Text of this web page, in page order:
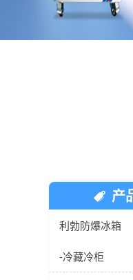
产
利勃防爆冰箱
-冷藏冷柜